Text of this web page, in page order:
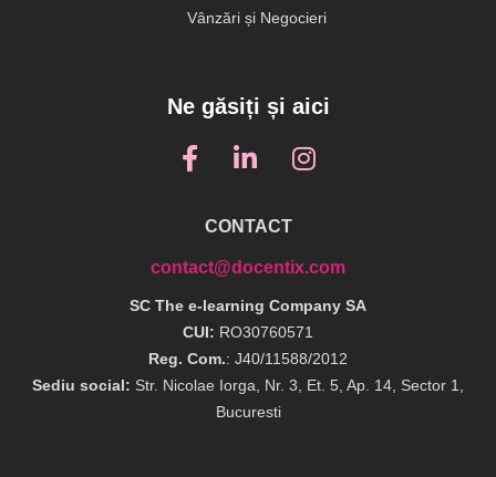
Vânzări și Negocieri
Ne găsiți și aici
CONTACT
contact@docentix.com
SC The e-learning Company SA
CUI: RO30760571
Reg. Com.: J40/11588/2012
Sediu social: Str. Nicolae Iorga, Nr. 3, Et. 5, Ap. 14, Sector 1,
Bucuresti